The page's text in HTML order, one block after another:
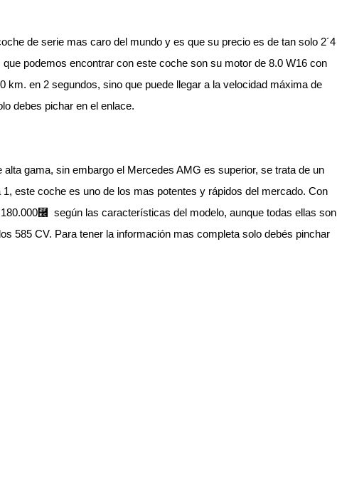
de serie mas caro del mundo y es que su precio es de tan solo 2´4
podemos encontrar con este coche son su motor de 8.0 W16 con
km. en 2 segundos, sino que puede llegar a la velocidad máxima de
debes pichar en el enlace.
gama, sin embargo el Mercedes AMG es superior, se trata de un
este coche es uno de los mas potentes y rápidos del mercado. Con
⿬ según las características del modelo, aunque todas ellas son
585 CV. Para tener la información mas completa solo debés pinchar